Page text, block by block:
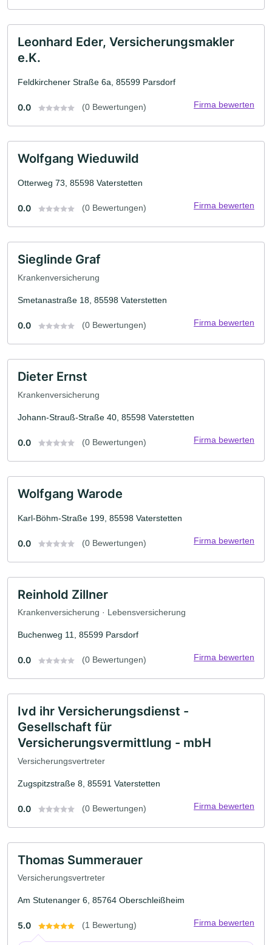
Leonhard Eder, Versicherungsmakler
e.K.
Feldkirchener Straße 6a, 85599 Parsdorf
0.0 (0 Bewertungen) Firma bewerten
Wolfgang Wieduwild
Otterweg 73, 85598 Vaterstetten
0.0 (0 Bewertungen) Firma bewerten
Sieglinde Graf
Krankenversicherung
Smetanastraße 18, 85598 Vaterstetten
0.0 (0 Bewertungen) Firma bewerten
Dieter Ernst
Krankenversicherung
Johann-Strauß-Straße 40, 85598 Vaterstetten
0.0 (0 Bewertungen) Firma bewerten
Wolfgang Warode
Karl-Böhm-Straße 199, 85598 Vaterstetten
0.0 (0 Bewertungen) Firma bewerten
Reinhold Zillner
Krankenversicherung · Lebensversicherung
Buchenweg 11, 85599 Parsdorf
0.0 (0 Bewertungen) Firma bewerten
Ivd ihr Versicherungsdienst -
Gesellschaft für
Versicherungsvermittlung - mbH
Versicherungsvertreter
Zugspitzstraße 8, 85591 Vaterstetten
0.0 (0 Bewertungen) Firma bewerten
Thomas Summerauer
Versicherungsvertreter
Am Stutenanger 6, 85764 Oberschleißheim
5.0 (1 Bewertung) Firma bewerten